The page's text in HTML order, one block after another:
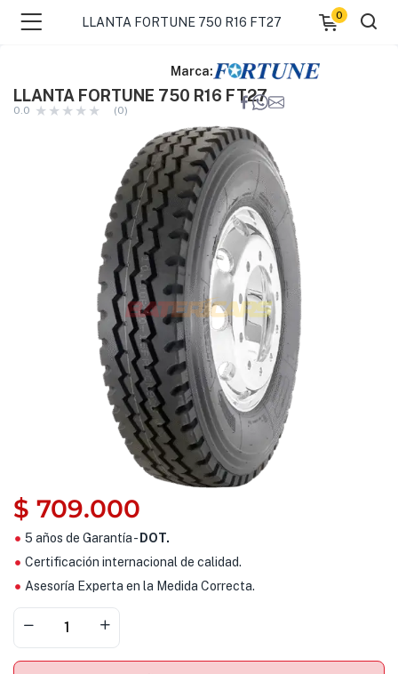
LLANTA FORTUNE 750 R16 FT27
0
Marca:
LLANTA FORTUNE 750 R16 FT27
0.0 (0)
$ 709.000
5 años de Garantía - DOT.
Certificación internacional de calidad.
Asesoría Experta en la Medida Correcta.